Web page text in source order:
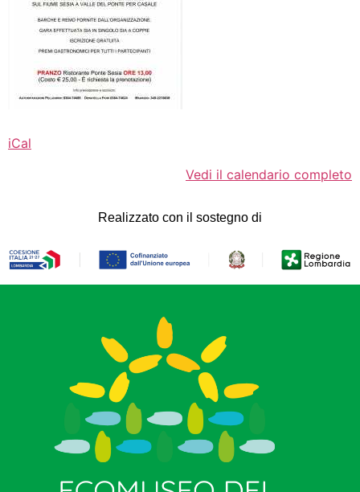
iCal
Vedi il calendario completo
Realizzato con il sostegno di